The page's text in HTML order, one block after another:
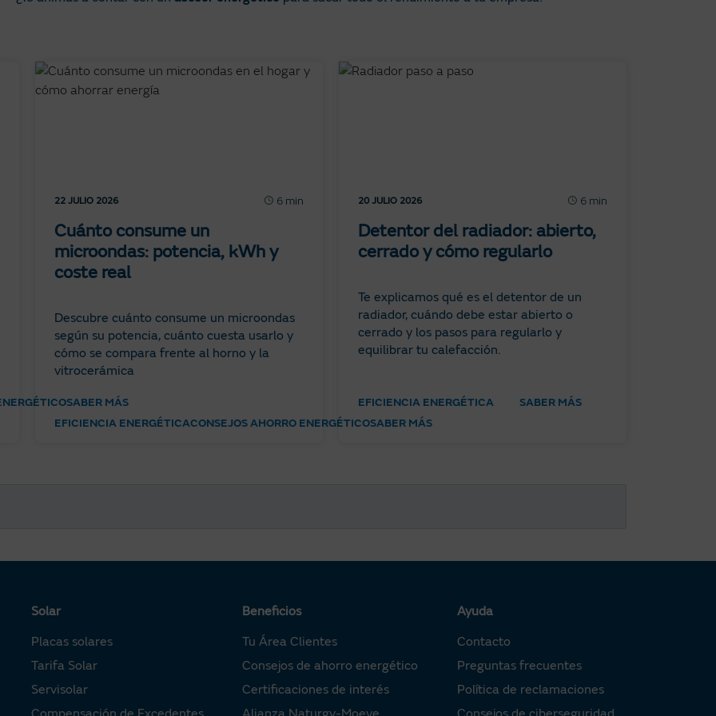
SABER MÁS
22 JULIO 2026 6 min
Cuánto consume un
microondas: potencia, kWh y
coste real
Descubre cuánto consume un microondas
según su potencia, cuánto cuesta usarlo y
cómo se compara frente al horno y la
vitrocerámica
EFICIENCIA ENERGÉTICACONSEJOS AHORRO ENERGÉTICOSABER MÁS
20 JULIO 2026 6 min
Detentor del radiador: abierto,
cerrado y cómo regularlo
Te explicamos qué es el detentor de un
radiador, cuándo debe estar abierto o
cerrado y los pasos para regularlo y
equilibrar tu calefacción.
EFICIENCIA ENERGÉTICA SABER MÁS
Solar
Placas solares
Tarifa Solar
Servisolar
Beneficios
Tu Área Clientes
Consejos de ahorro energético
Certificaciones de interés
Ayuda
Contacto
Preguntas frecuentes
Política de reclamaciones